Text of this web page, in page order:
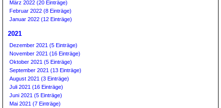
März 2022 (20 Einträge)
Februar 2022 (8 Einträge)
Januar 2022 (12 Einträge)
2021
Dezember 2021 (5 Einträge)
November 2021 (16 Einträge)
Oktober 2021 (5 Einträge)
September 2021 (13 Einträge)
August 2021 (3 Einträge)
Juli 2021 (16 Einträge)
Juni 2021 (5 Einträge)
Mai 2021 (7 Einträge)